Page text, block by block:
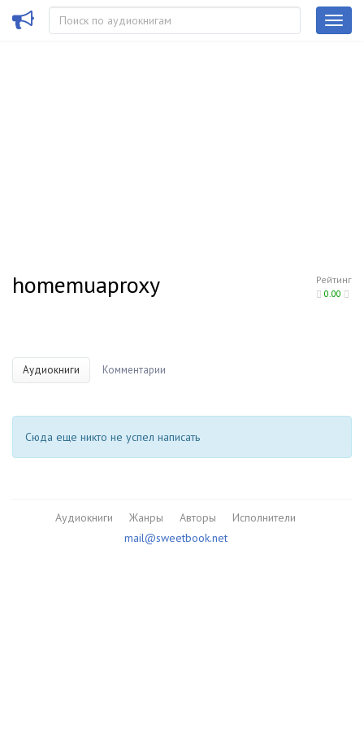
Рейтинг
0.00
homemuaproxy
Аудиокниги Комментарии
Сюда еще никто не успел написать
Аудиокниги Жанры Авторы
Исполнители
mail@sweetbook.net